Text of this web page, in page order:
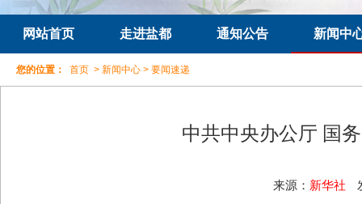
网站首页 走进盐都 通知公告 新闻中
您的位置： 首页 > 新闻中心 > 要闻速递
中共中央办公厅 国
来源： 新华社